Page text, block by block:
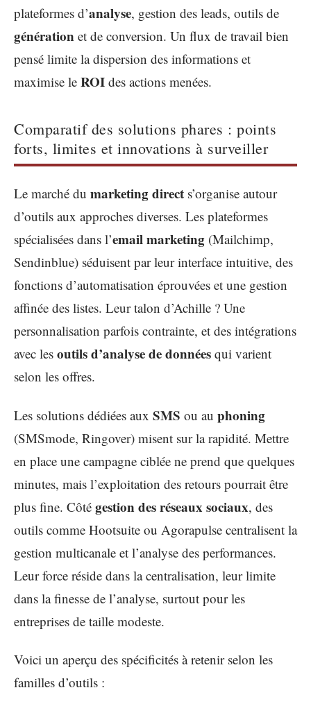
plateformes d’analyse, gestion des leads, outils de
génération et de conversion. Un flux de travail bien
pensé limite la dispersion des informations et
maximise le ROI des actions menées.
Comparatif des solutions phares : points
forts, limites et innovations à surveiller
Le marché du marketing direct s’organise autour
d’outils aux approches diverses. Les plateformes
spécialisées dans l’email marketing (Mailchimp,
Sendinblue) séduisent par leur interface intuitive, des
fonctions d’automatisation éprouvées et une gestion
affinée des listes. Leur talon d’Achille ? Une
personnalisation parfois contrainte, et des intégrations
avec les outils d’analyse de données qui varient
selon les offres.
Les solutions dédiées aux SMS ou au phoning
(SMSmode, Ringover) misent sur la rapidité. Mettre
en place une campagne ciblée ne prend que quelques
minutes, mais l’exploitation des retours pourrait être
plus fine. Côté gestion des réseaux sociaux, des
outils comme Hootsuite ou Agorapulse centralisent la
gestion multicanale et l’analyse des performances.
Leur force réside dans la centralisation, leur limite
dans la finesse de l’analyse, surtout pour les
entreprises de taille modeste.
Voici un aperçu des spécificités à retenir selon les
familles d’outils :